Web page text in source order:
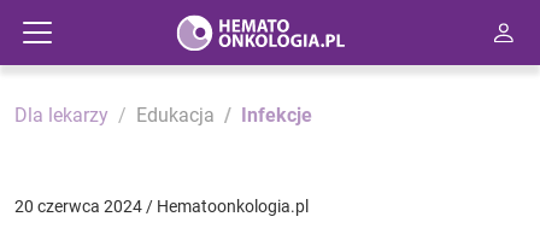
Dla lekarzy Edukacja Infekcje
20 czerwca 2024 / Hematoonkologia.pl